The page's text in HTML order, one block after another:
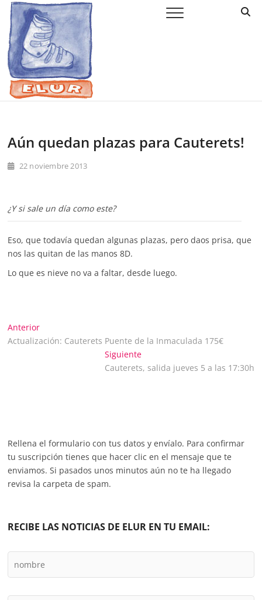
Saltar
contenido
Elur Taldea
EL CLUB DE ESQUÍ DE AMURRIO Y AYALA
Aún quedan plazas para Cauterets!
22 noviembre 2013
¿Y si sale un día como este?
Eso, que todavía quedan algunas plazas, pero daos prisa, que
nos las quitan de las manos 8D.
Lo que es nieve no va a faltar, desde luego.
Navegación
AnteriorEntrada
anterior:
Actualización: Cauterets Puente de la Inmaculada 175€
SiguienteEntrada
siguiente:
Cauterets, salida jueves 5 a las 17:30h
Rellena el formulario con tus datos y envíalo. Para confirmar
tu suscripción tienes que hacer clic en el mensaje que te
enviamos. Si pasados unos minutos aún no te ha llegado
revisa la carpeta de spam.
RECIBE LAS NOTICIAS DE ELUR EN TU EMAIL: